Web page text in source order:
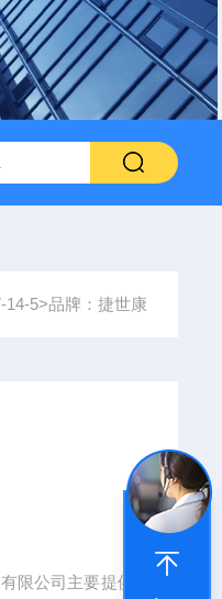
14-5>品牌：捷世康
限公司主要提供